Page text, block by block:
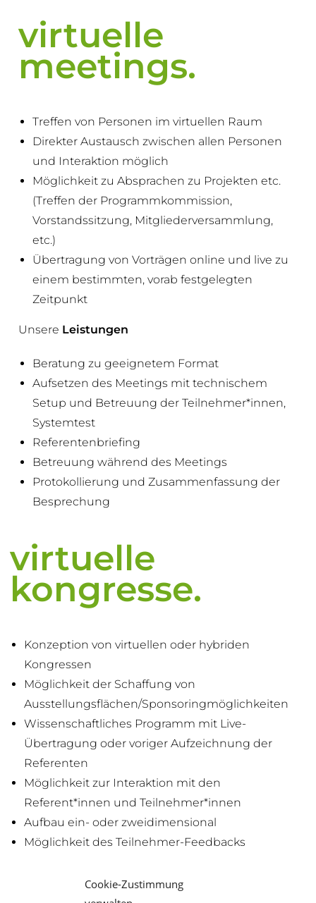
Cookie-Zustimmung
virtuelle
meetings.
Treffen von Personen im virtuellen Raum
Direkter Austausch zwischen allen Personen
und Interaktion möglich
Möglichkeit zu Absprachen zu Projekten etc.
(Treffen der Programmkommission,
Vorstandssitzung, Mitgliederversammlung,
etc.)
Übertragung von Vorträgen online und live zu
einem bestimmten, vorab festgelegten
Zeitpunkt
Unsere Leistungen
Beratung zu geeignetem Format
Aufsetzen des Meetings mit technischem
Setup und Betreuung der Teilnehmer*innen,
Systemtest
Referentenbriefing
Betreuung während des Meetings
Protokollierung und Zusammenfassung der
Besprechung
virtuelle
kongresse.
Konzeption von virtuellen oder hybriden
Kongressen
Möglichkeit der Schaffung von
Ausstellungsflächen/Sponsoringmöglichkeiten
Wissenschaftliches Programm mit Live-
Übertragung oder voriger Aufzeichnung der
Referenten
Möglichkeit zur Interaktion mit den
Referent*innen und Teilnehmer*innen
Aufbau ein- oder zweidimensional
Möglichkeit des Teilnehmer-Feedbacks